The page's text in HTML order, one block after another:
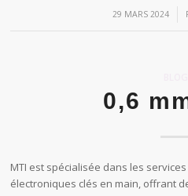
29 MARS 2024
/
0,6
MTI est spécialisée dans les
électroniques clés en main, offrant